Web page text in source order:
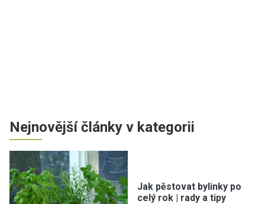
Nejnovější články v kategorii
Jak pěstovat bylinky po
celý rok | rady a tipy